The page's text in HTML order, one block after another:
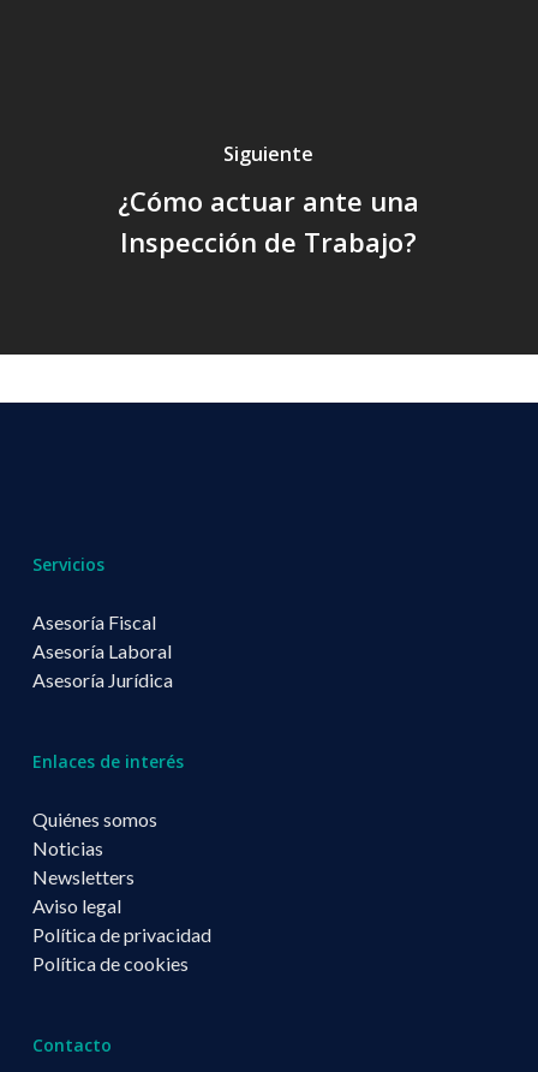
Siguiente
¿Cómo actuar ante una
Inspección de Trabajo?
Servicios
Asesoría Fiscal
Asesoría Laboral
Asesoría Jurídica
Enlaces de interés
Quiénes somos
Noticias
Newsletters
Aviso legal
Política de privacidad
Política de cookies
Contacto